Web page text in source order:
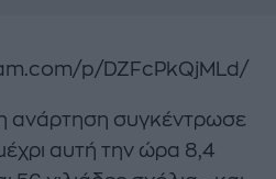
p/DZFcPkQjMLd/
ανάρτηση συγκέντρωσε
αυτή την ώρα 8,4